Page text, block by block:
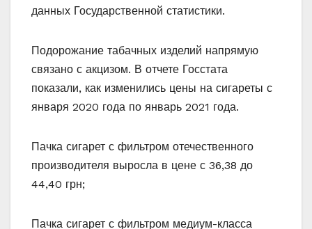
данных Государственной статистики.
Подорожание табачных изделий напрямую
связано с акцизом. В отчете Госстата
показали, как изменились цены на сигареты с
января 2020 года по январь 2021 года.
Пачка сигарет с фильтром отечественного
производителя выросла в цене с 36,38 до
44,40 грн;
Пачка сигарет с фильтром медиум-класса